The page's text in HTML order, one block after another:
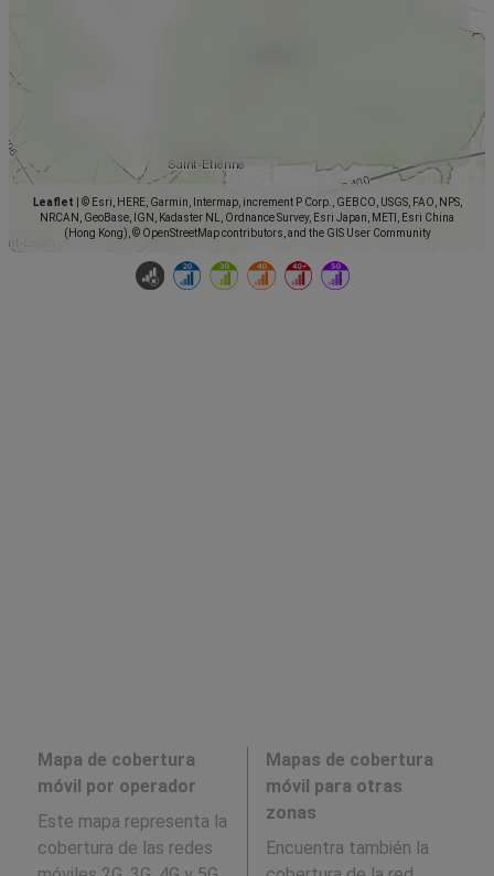
Leaflet
© Esri, HERE, Garmin, Intermap, increment P Corp., GEBCO, USGS, FAO, NPS,
NRCAN, GeoBase, IGN, Kadaster NL, Ordnance Survey, Esri Japan, METI, Esri China
(Hong Kong), © OpenStreetMap contributors, and the GIS User Community
Mapa de cobertura
móvil por operador
Este mapa representa la
cobertura de las redes
Mapas de cobertura
móvil para otras
zonas
Encuentra también la